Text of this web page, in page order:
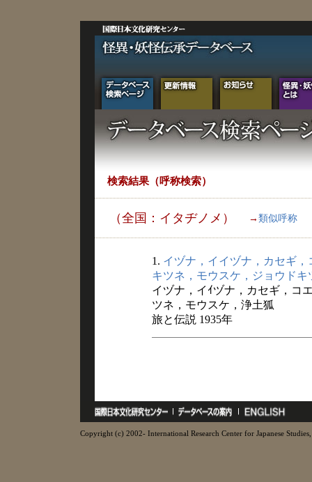
検索結果（呼称検索）
（全国：イタヂノメ） → 類似呼称
1. イヅナ，イイヅナ，カセギ
キツネ，モウスケ，ジョウドキ
イヅナ，イｲヅナ，カセギ，コ
ツネ，モウスケ，浄土狐
旅と伝説 1935年
Copyright (c) 2002- International Research Center for Japanese